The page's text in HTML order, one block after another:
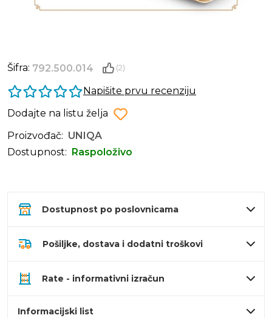
Šifra: 792.500.014 (2)
Napišite prvu recenziju
Dodajte na listu želja
Proizvođač: UNIQA
Dostupnost:
Raspoloživo
Dostupnost po poslovnicama
Pošiljke, dostava i dodatni troškovi
Rate - informativni izračun
Informacijski list